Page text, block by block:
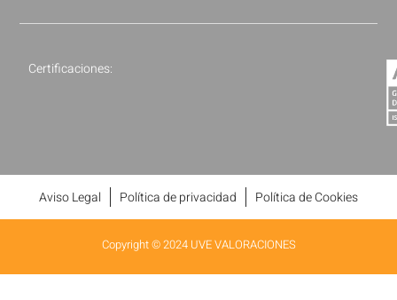
Certificaciones:
Aviso Legal Política de privacidad Política de Cookies
Copyright © 2024 UVE VALORACIONES